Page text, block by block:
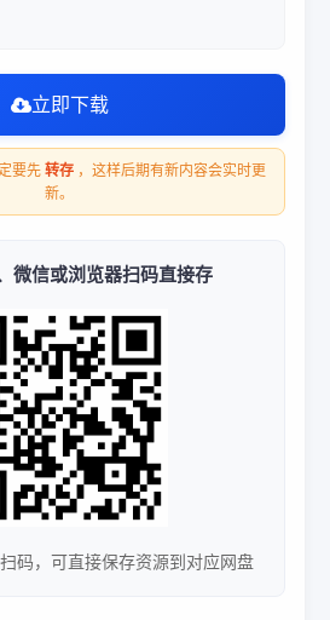
立即下载
要先 转存 ，这样后期有新内容会实时更
新。
微信或浏览器扫码直接存
码，可直接保存资源到对应网盘